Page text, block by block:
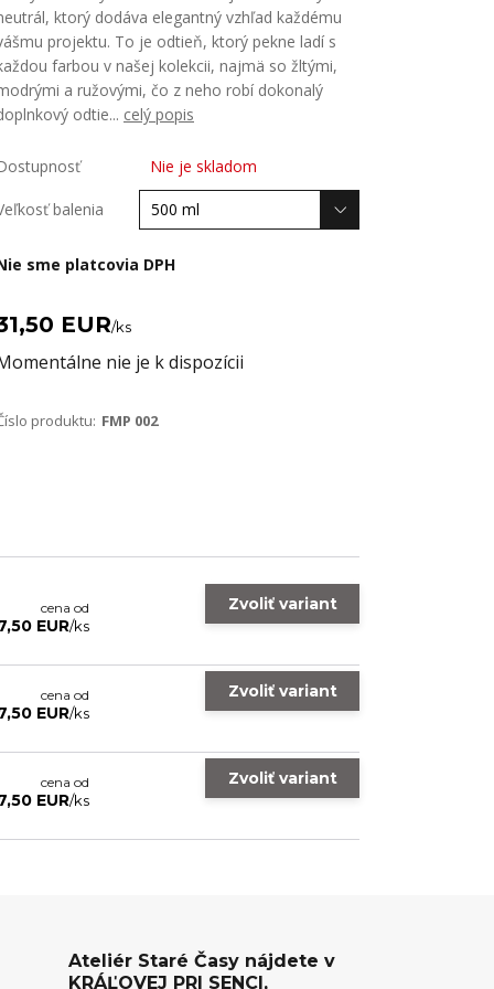
ktorý dodáva elegantný vzhľad každému
projektu. To je odtieň, ktorý pekne ladí s
farbou v našej kolekcii, najmä so žltými,
a ružovými, čo z neho robí dokonalý
odtie... celý popis
Nie je skladom
balenia
sme platcovia DPH
EUR/ks
nie je k dispozícii
produktu: FMP 002
cena od
EUR/ks
Zvoliť variant
cena od
EUR/ks
Zvoliť variant
cena od
EUR/ks
Zvoliť variant
Ateliér Staré Časy nájdete v
KRÁĽOVEJ PRI SENCI,